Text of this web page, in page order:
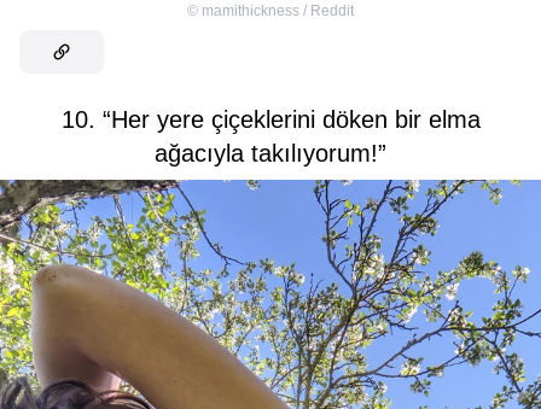
© mamithickness / Reddit
10. “Her yere çiçeklerini döken bir elma
ağacıyla takılıyorum!”